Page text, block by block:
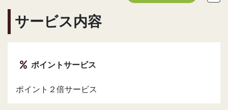
サービス内容
ポイントサービス
ポイント２倍サービス